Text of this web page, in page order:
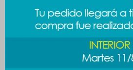
Productos que te